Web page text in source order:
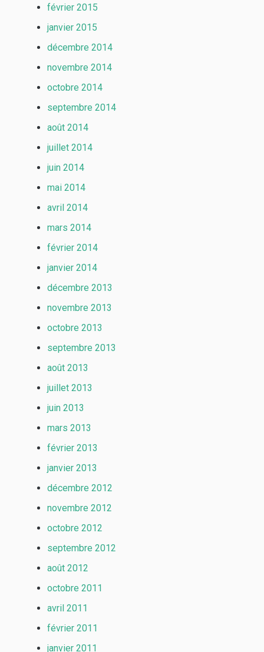
février 2015
janvier 2015
décembre 2014
novembre 2014
octobre 2014
septembre 2014
août 2014
juillet 2014
juin 2014
mai 2014
avril 2014
mars 2014
février 2014
janvier 2014
décembre 2013
novembre 2013
octobre 2013
septembre 2013
août 2013
juillet 2013
juin 2013
mars 2013
février 2013
janvier 2013
décembre 2012
novembre 2012
octobre 2012
septembre 2012
août 2012
octobre 2011
avril 2011
février 2011
janvier 2011